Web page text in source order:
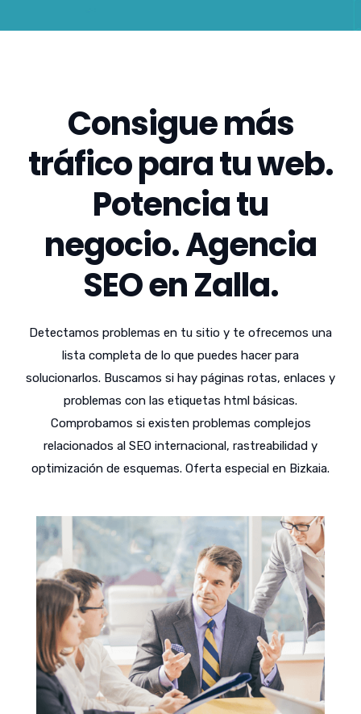
Consigue más
tráfico para tu web.
Potencia tu
negocio. Agencia
SEO en Zalla.
Detectamos problemas en tu sitio y te ofrecemos una
lista completa de lo que puedes hacer para
solucionarlos. Buscamos si hay páginas rotas, enlaces y
problemas con las etiquetas html básicas.
Comprobamos si existen problemas complejos
relacionados al SEO internacional, rastreabilidad y
optimización de esquemas. Oferta especial en Bizkaia.